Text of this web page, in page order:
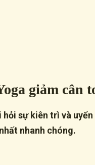
giảm cân
sự kiên trì và
nhanh chóng.